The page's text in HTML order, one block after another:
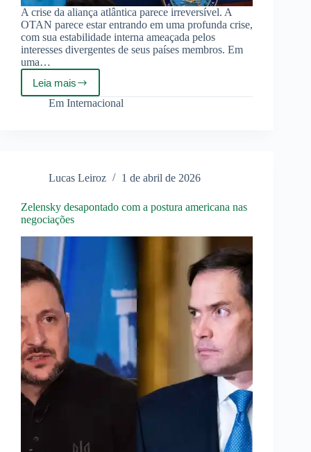
A crise da aliança atlântica parece irreversível. A
OTAN parece estar entrando em uma profunda crise,
com sua estabilidade interna ameaçada pelos
interesses divergentes de seus países membros. Em
uma…
Leia mais
EUA
enfraquecem
Em Internacional
Lucas Leiroz 1 de abril de 2026
Zelensky desapontado com a postura americana nas
negociações